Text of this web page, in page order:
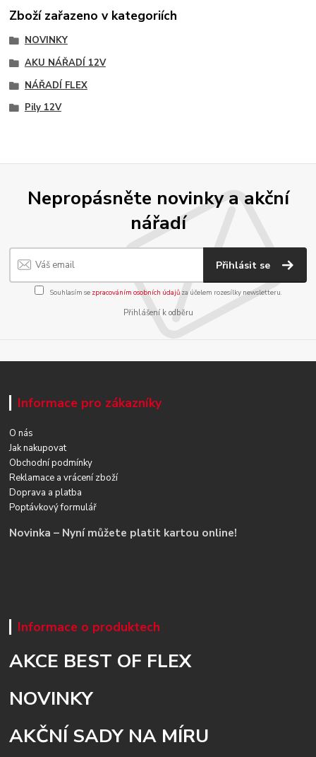
Zboží zařazeno v kategoriích
NOVINKY
AKU NÁŘADÍ 12V
NÁŘADÍ FLEX
Pily 12V
Nepropásněte novinky a akční
nářadí
Přihlásit se
Souhlasím se zpracováním osobních údajůza účelem rozesílky newsletteru.
Přihlášení k odběru
Informace pro zákazníky
O nás
Jak nakupovat
Obchodní podmínky
Reklamace a vrácení zboží
Doprava a platba
Poptávkový formulář
Novinka – Nyní můžete platit kartou online!
Informace o produktech
AKCE BEST OF FLEX
NOVINKY
AKČNÍ SADY NA MÍRU